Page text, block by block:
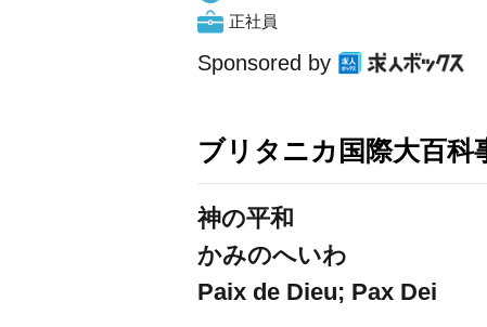
正社員
Sponsored by
ブリタニカ国際大百科
神の平和
かみのへいわ
Paix de Dieu; Pax Dei